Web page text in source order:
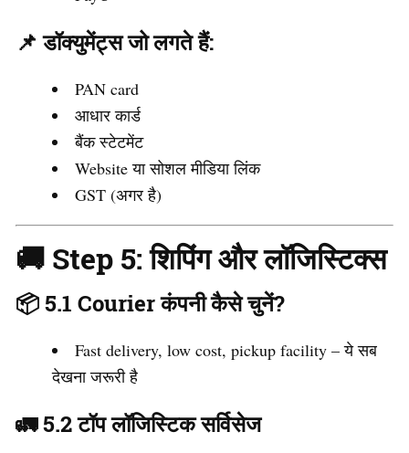
📌 डॉक्युमेंट्स जो लगते हैं:
PAN card
आधार कार्ड
बैंक स्टेटमेंट
Website या सोशल मीडिया लिंक
GST (अगर है)
🚚 Step 5: शिपिंग और लॉजिस्टिक्स
📦 5.1 Courier कंपनी कैसे चुनें?
Fast delivery, low cost, pickup facility – ये सब
देखना जरूरी है
🚛 5.2 टॉप लॉजिस्टिक सर्विसेज